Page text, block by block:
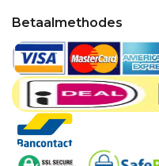
Betaalmethodes